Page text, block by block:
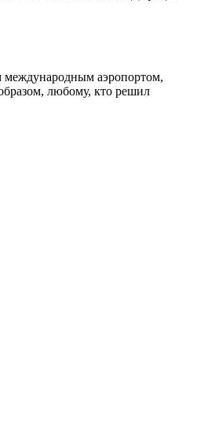
международным аэропортом,
любому, кто решил